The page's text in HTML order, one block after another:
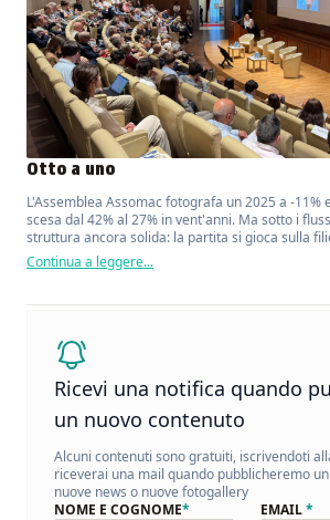
Otto a uno
L'Assemblea Assomac fotografa un 2025 a -11%
scesa dal 42% al 27% in vent'anni. Ma sotto i
struttura ancora solida: la partita si gioca sulla
Continua a leggere...
Ricevi una notifica quando
un nuovo contenuto
Alcuni contenuti sono gratuiti, iscrivendoti
riceverai una mail quando pubblicheremo
nuove news o nuove fotogallery
NOME E COGNOME* EMAIL*